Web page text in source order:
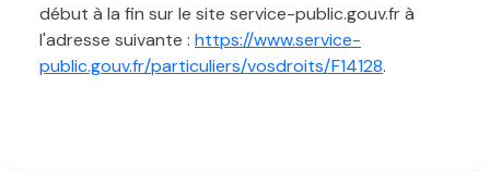
début à la fin sur le site service-public.gouv.fr à
l'adresse suivante : https://www.service-
public.gouv.fr/particuliers/vosdroits/F14128.